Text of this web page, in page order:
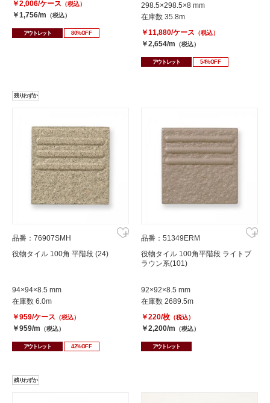
￥2,006/ケース （税込）
￥1,756/m （税込）
アウトレット 80%OFF
298.5×298.5×8 mm
在庫数 35.8m
￥11,880/ケース （税込）
￥2,654/m （税込）
アウトレット 54%OFF
残りわずか
品番：76907SMH
役物タイル 100角 平階段 (24)
94×94×8.5 mm
在庫数 6.0m
￥959/ケース （税込）
￥959/m （税込）
アウトレット 42%OFF
品番：51349ERM
役物タイル 100角平階段 ライトブ
ラウン系(101)
92×92×8.5 mm
在庫数 2689.5m
￥220/枚 （税込）
￥2,200/m （税込）
アウトレット
残りわずか